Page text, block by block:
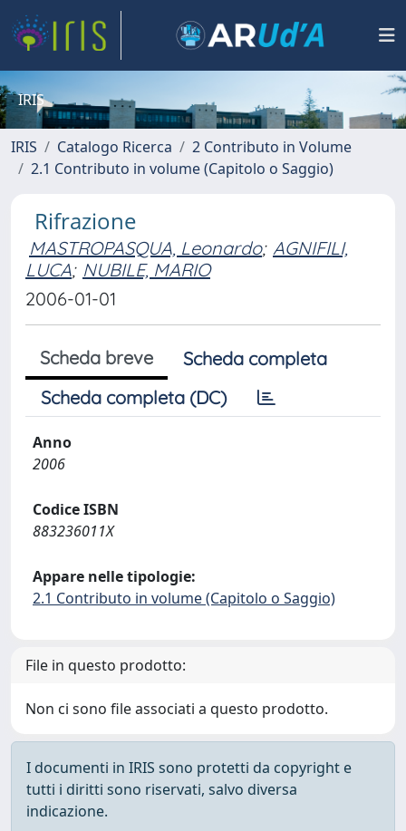
IRIS
IRIS Catalogo Ricerca
2 Contributo in Volume
2.1 Contributo in volume (Capitolo o Saggio)
Rifrazione
MASTROPASQUA, Leonardo; AGNIFILI,
LUCA; NUBILE, MARIO
2006-01-01
Scheda breve
Scheda completa
Scheda completa (DC)
Anno
2006
Codice ISBN
883236011X
Appare nelle tipologie:
2.1 Contributo in volume (Capitolo o Saggio)
File in questo prodotto:
Non ci sono file associati a questo prodotto.
I documenti in IRIS sono protetti da copyright e
tutti i diritti sono riservati, salvo diversa
indicazione.